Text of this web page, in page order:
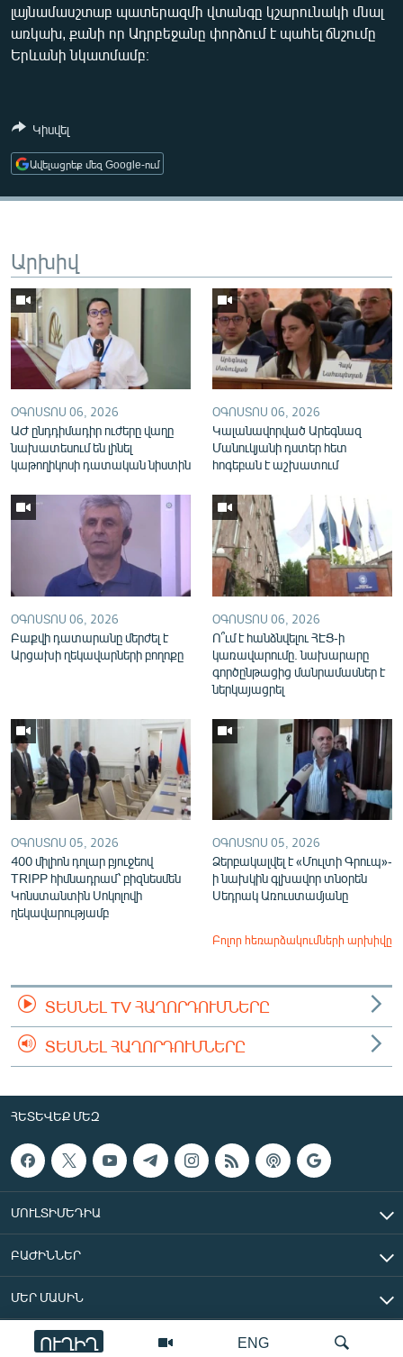
ԲԱՆԱՎԵՃ
ՁԳՏԵԼՈՎ ԼԱՎԱԳՈՒՅՆԻՆ
Հայերեն
English
Русский
«Ազատության» բոլոր կայքերը
ENG
ՈՒՂԻՂ
720p 1080p
720p
1080p
լայնամասշտաբ պատերազմի վտանգը կշարունակի մնալ
առկախ, քանի որ Ադրբեջանը փորձում է պահել ճնշումը
Երևանի նկատմամբ։
Կիսվել
Ավելացրեք մեզ Google-ում
Արխիվ
ՕԳՈՍՏՈՍ 06, 2026
ԱԺ ընդդիմադիր ուժերը վաղը
նախատեսում են լինել
կաթողիկոսի դատական նիստին
ՕԳՈՍՏՈՍ 06, 2026
Կալանավորված Արեգնազ
Մանուկյանի դստեր հետ
հոգեբան է աշխատում
ՕԳՈՍՏՈՍ 06, 2026
Բաքվի դատարանը մերժել է
Արցախի ղեկավարների բողոքը
ՕԳՈՍՏՈՍ 06, 2026
Ո՞ւմ է հանձնվելու ՀԷՑ-ի
կառավարումը. նախարարը
գործընթացից մանրամասներ է
ներկայացրել
ՕԳՈՍՏՈՍ 05, 2026
400 միլիոն դոլար բյուջեով
TRIPP հիմնադրամ՝ բիզնեսմեն
Կոնստանտին Սոկոլովի
ղեկավարությամբ
ՕԳՈՍՏՈՍ 05, 2026
Ձերբակալվել է «Մուլտի Գրուպ»-
ի նախկին գլխավոր տնօրեն
Սեդրակ Առուստամյանը
Բոլոր հեռարձակումների արխիվը
ՏԵՍՆԵԼ TV ՀԱՂՈՐԴՈՒՄՆԵՐԸ
ՏԵՍՆԵԼ ՀԱՂՈՐԴՈՒՄՆԵՐԸ
ՀԵՏԵՎԵՔ ՄԵԶ
ՄՈՒԼՏԻՄԵԴԻԱ
ԲԱԺԻՆՆԵՐ
ՄԵՐ ՄԱՍԻՆ
«Ազատ Եվրոպա/Ազատություն» ռադիոկայան © 2026